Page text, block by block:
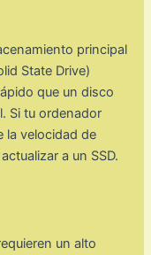
principal
State Drive)
que un disco
Si tu ordenador
la velocidad de
a un SSD.
un alto